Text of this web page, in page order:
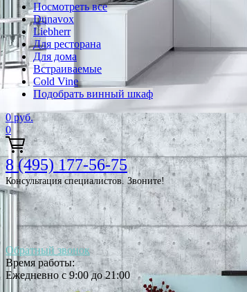
Посмотреть все
Dunavox
Liebherr
Для ресторана
Для дома
Встраиваемые
Cold Vine
Подобрать винный шкаф
0 руб.
0
8 (495) 177-56-75
Консультация специалистов. Звоните!
Обратный звонок
Время работы:
Ежедневно с 9:00 до 21:00